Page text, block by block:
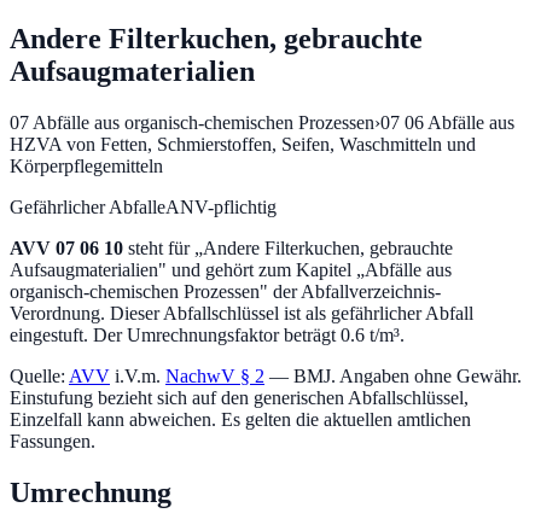
Andere Filterkuchen, gebrauchte
Aufsaugmaterialien
07 Abfälle aus organisch-chemischen Prozessen›07 06 Abfälle aus
HZVA von Fetten, Schmierstoffen, Seifen, Waschmitteln und
Körperpflegemitteln
Gefährlicher AbfalleANV-pflichtig
AVV 07 06 10 steht für „Andere Filterkuchen, gebrauchte
Aufsaugmaterialien" und gehört zum Kapitel „Abfälle aus
organisch-chemischen Prozessen" der Abfallverzeichnis-
Verordnung. Dieser Abfallschlüssel ist als gefährlicher Abfall
eingestuft. Der Umrechnungsfaktor beträgt 0.6 t/m³.
Quelle: AVV i.V.m. NachwV § 2 — BMJ. Angaben ohne Gewähr.
Einstufung bezieht sich auf den generischen Abfallschlüssel,
Einzelfall kann abweichen. Es gelten die aktuellen amtlichen
Fassungen.
Umrechnung